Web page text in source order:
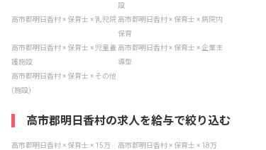
設
高市郡明日香村 × 保育士 × 乳児院 高市郡明日香村 × 保育士 × 病院内
保育
高市郡明日香村 × 保育士 × 児童養
護施設
高市郡明日香村 × 保育士 × 企業主
導型
高市郡明日香村 × 保育士 × その他
(施設)
高市郡明日香村の求人を給与で絞り込む
高市郡明日香村 × 保育士 × 15万
高市郡明日香村 × 保育士 × 18万